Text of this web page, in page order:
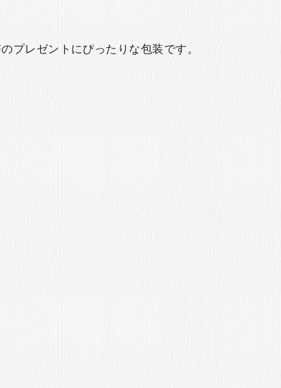
プレゼントにぴったりな包装です。